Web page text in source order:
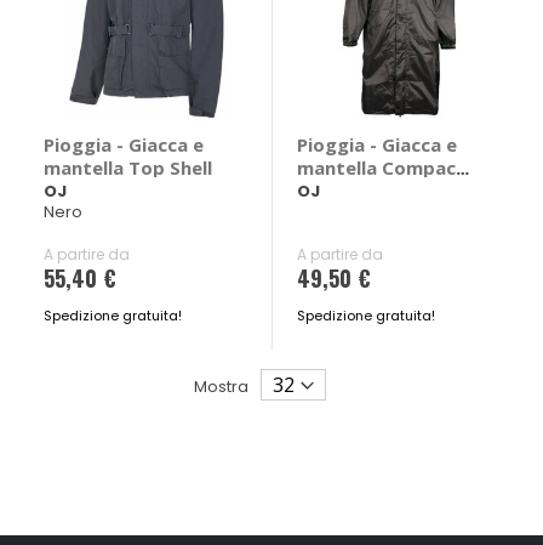
Pioggia - Giacca e
mantella Top Shell
OJ
Nero
A partire da
55,40 €
Spedizione gratuita!
Pioggia - Giacca e
mantella Compact
Over
OJ
A partire da
49,50 €
Spedizione gratuita!
Mostra